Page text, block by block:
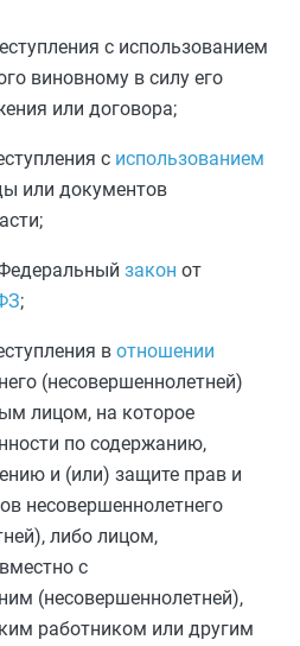
с использованием
виновному в силу его
или договора;
с использованием
или документов
закон от
;
в отношении
(несовершеннолетней)
лицом, на которое
по содержанию,
и (или) защите прав и
несовершеннолетнего
либо лицом,
с
(несовершеннолетней),
работником или другим